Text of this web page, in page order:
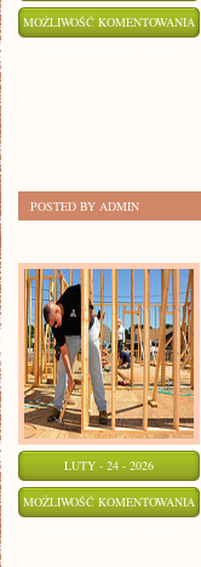
MOŻLIWOŚĆ KOMENTOWANIA
POSTED BY ADMIN
LUTY - 24 - 2026
MOŻLIWOŚĆ KOMENTOWANIA